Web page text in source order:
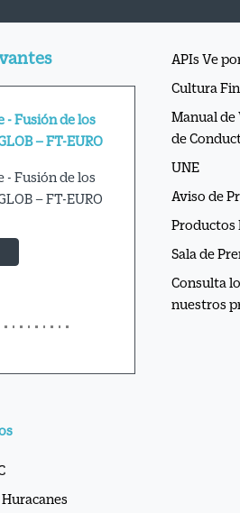
- Fusión de los
– FT-EURO
- Fusión de los
– FT-EURO
APIs Ve
Cultura
Manual de
de
UNE
Aviso de
Productos
Sala de
Consulta
nuestros